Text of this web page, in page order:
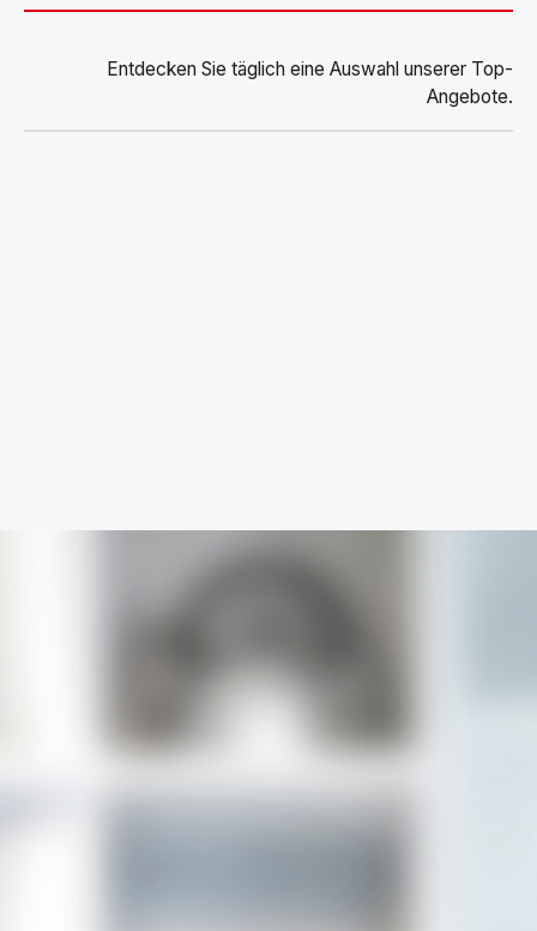
Entdecken Sie täglich eine Auswahl unserer Top-
Angebote.